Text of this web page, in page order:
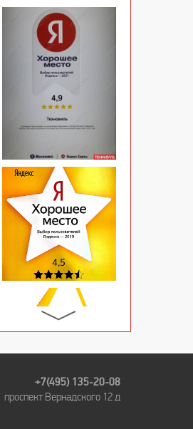
+7(495) 135-20-08
проспект Вернадского 12 д